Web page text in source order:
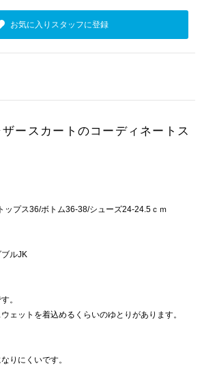
お気に入りスタッフに登録
ースカートのコーディネートス
ップス36/ボトム36-38/シューズ24-24.5ｃｍ
ルJK
。
ェットを着込めるくらいのゆとりがあります。
りにくいです。